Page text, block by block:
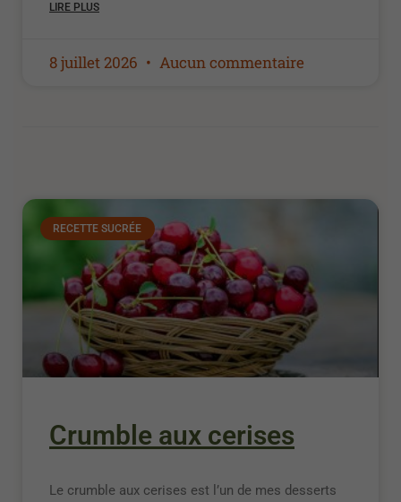
LIRE PLUS
8 juillet 2026 Aucun commentaire
RECETTE SUCRÉE
Crumble aux cerises
Le crumble aux cerises est l’un de mes desserts